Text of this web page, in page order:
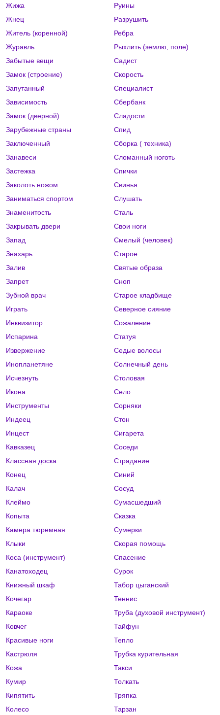
Жижа
Жнец
Житель (коренной)
Журавль
Забытые вещи
Замок (строение)
Запутанный
Зависимость
Замок (дверной)
Зарубежные страны
Заключенный
Занавеси
Застежка
Заколоть ножом
Заниматься спортом
Знаменитость
Закрывать двери
Запад
Знахарь
Залив
Запрет
Зубной врач
Играть
Инквизитор
Испарина
Извержение
Инопланетяне
Исчезнуть
Икона
Инструменты
Индеец
Инцест
Кавказец
Классная доска
Конец
Калач
Клеймо
Копыта
Камера тюремная
Клыки
Коса (инструмент)
Канатоходец
Книжный шкаф
Кочегар
Караоке
Ковчег
Красивые ноги
Кастрюля
Кожа
Кумир
Кипятить
Колесо
Руины
Разрушить
Ребра
Рыхлить (землю, поле)
Садист
Скорость
Специалист
Сбербанк
Сладости
Спид
Сборка ( техника)
Сломанный ноготь
Спички
Свинья
Слушать
Сталь
Свои ноги
Смелый (человек)
Старое
Святые образа
Сноп
Старое кладбище
Северное сияние
Сожаление
Статуя
Седые волосы
Солнечный день
Столовая
Село
Сорняки
Стон
Сигарета
Соседи
Страдание
Синий
Сосуд
Сумасшедший
Сказка
Сумерки
Скорая помощь
Спасение
Сурок
Табор цыганский
Теннис
Труба (духовой инструмент)
Тайфун
Тепло
Трубка курительная
Такси
Толкать
Тряпка
Тарзан